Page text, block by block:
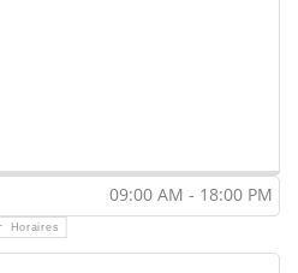
09:00 AM - 18:00 PM
Horaires